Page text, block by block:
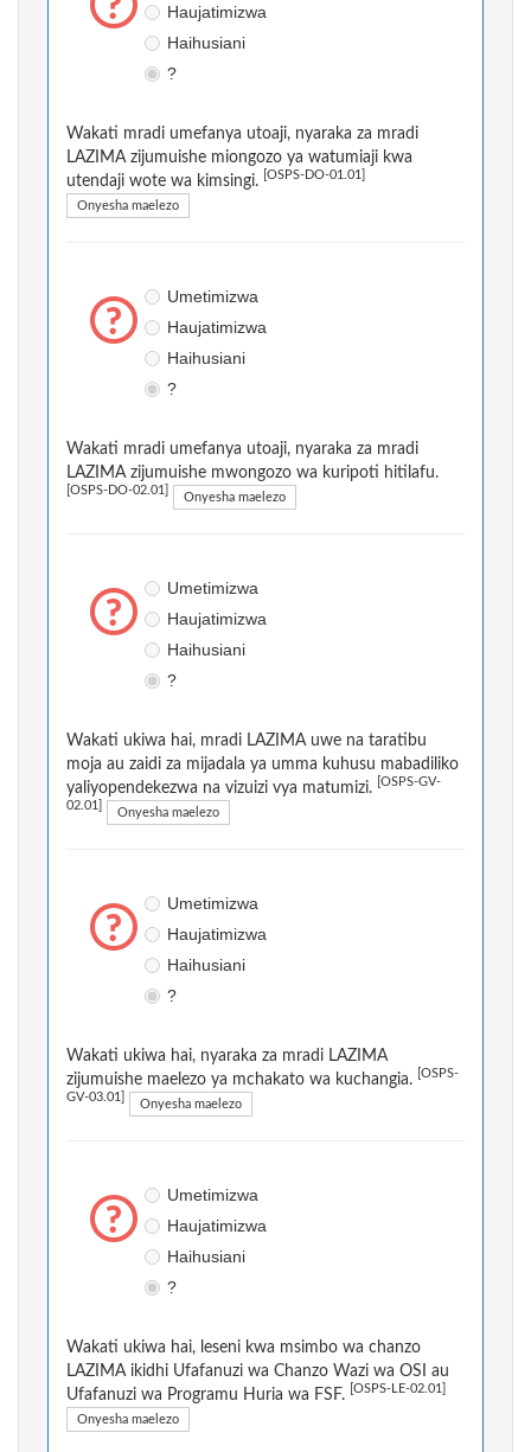
Haujatimizwa
Haihusiani
?
Wakati mradi umefanya utoaji, nyaraka za mradi
LAZIMA zijumuishe miongozo ya watumiaji kwa
utendaji wote wa kimsingi.
[OSPS-DO-01.01]
Onyesha maelezo
Umetimizwa
Haujatimizwa
Haihusiani
?
Wakati mradi umefanya utoaji, nyaraka za mradi
LAZIMA zijumuishe mwongozo wa kuripoti hitilafu.
[OSPS-DO-02.01] Onyesha maelezo
Umetimizwa
Haujatimizwa
Haihusiani
?
Wakati ukiwa hai, mradi LAZIMA uwe na taratibu
moja au zaidi za mijadala ya umma kuhusu mabadiliko
yaliyopendekezwa na vizuizi vya matumizi.
[OSPS-GV-
02.01] Onyesha maelezo
Umetimizwa
Haujatimizwa
Haihusiani
?
Wakati ukiwa hai, nyaraka za mradi LAZIMA
zijumuishe maelezo ya mchakato wa kuchangia.
[OSPS-
GV-03.01] Onyesha maelezo
Umetimizwa
Haujatimizwa
Haihusiani
?
Wakati ukiwa hai, leseni kwa msimbo wa chanzo
LAZIMA ikidhi Ufafanuzi wa Chanzo Wazi wa OSI au
Ufafanuzi wa Programu Huria wa FSF.
[OSPS-LE-02.01]
Onyesha maelezo